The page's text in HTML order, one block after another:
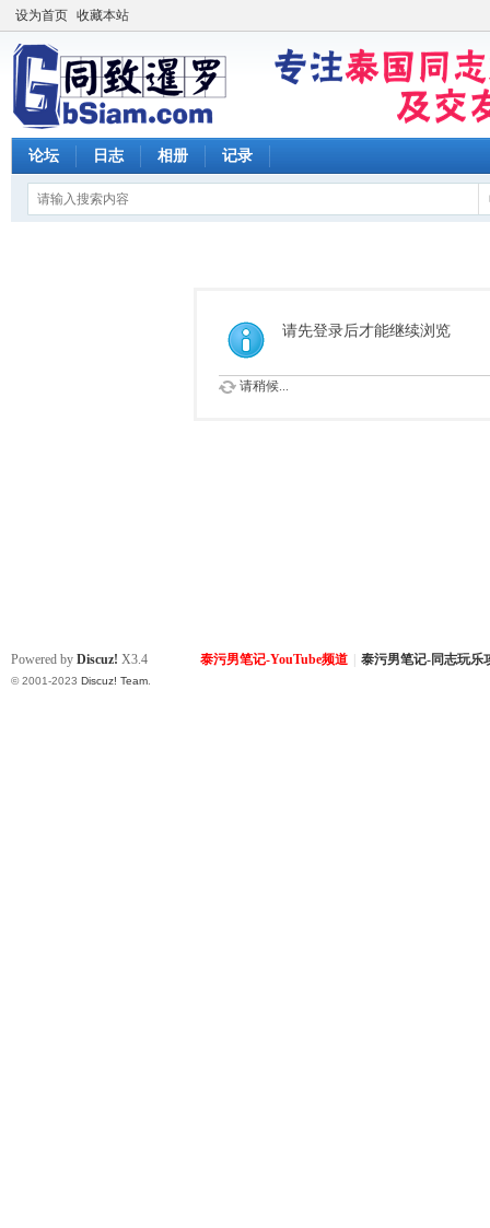
设为首页 收藏本站
论坛 日志 相册 记录
请先登录后才能继续浏览
请稍候...
泰污男笔记-YouTube频道 泰污男笔记-同志玩乐
Powered by Discuz! X3.4
© 2001-2023 Discuz! Team.